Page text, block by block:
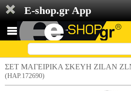
E-shop.gr App
ΣΕΤ ΜΑΓΕΙΡΙΚΑ ΣΚΕΥΗ ZILAN
(HAP.172690)